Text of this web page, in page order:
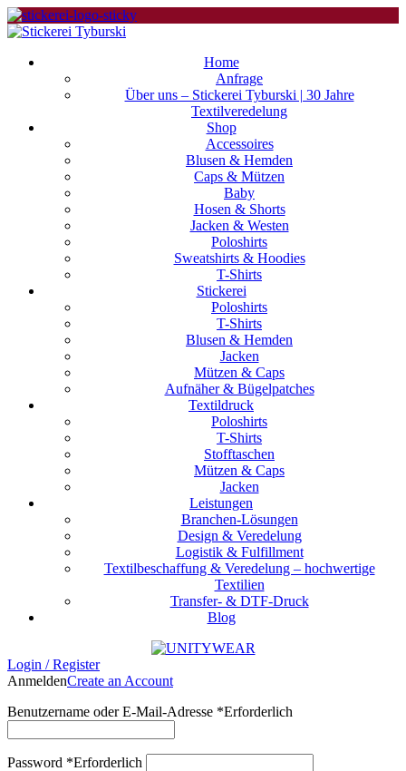
Home
Anfrage
Über uns – Stickerei Tyburski | 30 Jahre
Textilveredelung
Shop
Accessoires
Blusen & Hemden
Caps & Mützen
Baby
Hosen & Shorts
Jacken & Westen
Poloshirts
Sweatshirts & Hoodies
T-Shirts
Stickerei
Poloshirts
T-Shirts
Blusen & Hemden
Jacken
Mützen & Caps
Aufnäher & Bügelpatches
Textildruck
Poloshirts
T-Shirts
Stofftaschen
Mützen & Caps
Jacken
Leistungen
Branchen-Lösungen
Design & Veredelung
Logistik & Fulfillment
Textilbeschaffung & Veredelung – hochwertige
Textilien
Transfer- & DTF-Druck
Blog
Login / Register
AnmeldenCreate an Account
Benutzername oder E-Mail-Adresse *Erforderlich
Password *Erforderlich